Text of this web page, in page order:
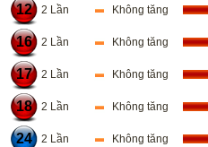
12 2 Lần Không tăng
16 2 Lần Không tăng
17 2 Lần Không tăng
18 2 Lần Không tăng
24 2 Lần Không tăng